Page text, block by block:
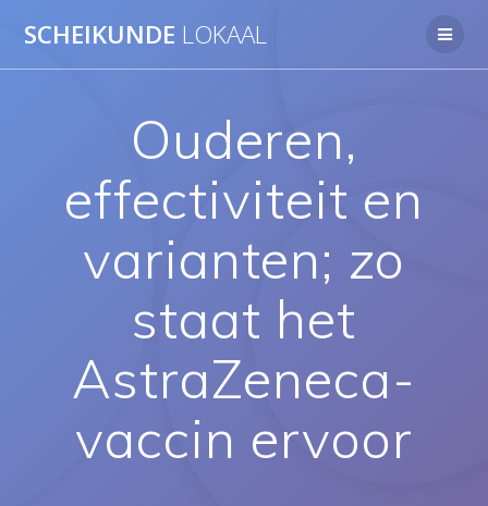
naar
SCHEIKUNDE LOKAAL
Ouderen,
effectiviteit en
varianten; zo
staat het
AstraZeneca-
vaccin ervoor